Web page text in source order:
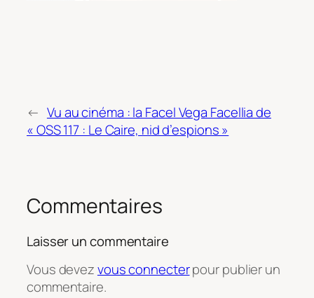
← Vu au cinéma : la Facel Vega Facellia de
« OSS 117 : Le Caire, nid d’espions »
Commentaires
Laisser un commentaire
Vous devezvous connecterpour publier un
commentaire.